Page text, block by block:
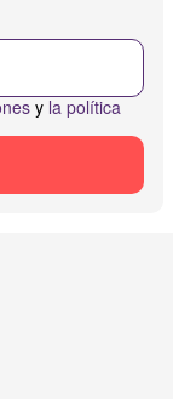
y la política